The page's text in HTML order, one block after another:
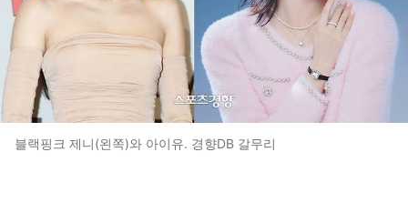
블랙핑크 제니(왼쪽)와 아이유. 경향DB 갈무리